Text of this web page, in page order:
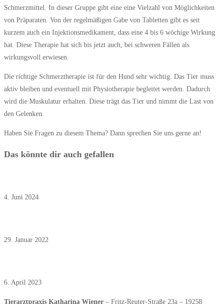
Schmerzmittel. In dieser Gruppe gibt eine eine Vielzahl von Möglichkeiten
von Präparaten. Von der regelmäßigen Gabe von Tabletten gibt es seit
kurzem auch ein Injektionsmedikament, dass eine 4 bis 6 wöchige Wirkung
hat. Diese Therapie hat sich bis jetzt auch, bei schweren Fällen als
wirkungsvoll erwiesen.
Die richtige Schmerztherapie ist für den Hund sehr wichtig. Das Tier muss
aktiv bleiben und eventuell mit Physiotherapie begleitet werden. Dadurch
wird die Muskulatur erhalten. Diese trägt das Tier und nimmt die Last von
den Gelenken.
Haben Sie Fragen zu diesem Thema? Dann sprechen Sie uns gerne an!
Das könnte dir auch gefallen
4. Juni 2024
29. Januar 2022
6. April 2023
Tierarztpraxis Katharina Wiener – Fritz-Reuter-Straße 23a – 19258